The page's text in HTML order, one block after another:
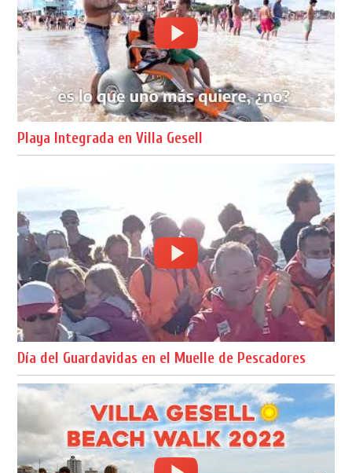
Playa Integrada en Villa Gesell
Día del Guardavidas en el Muelle de Pescadores